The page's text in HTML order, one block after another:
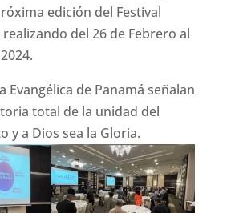
edición del Festival
del 26 de Febrero al
Evangélica de Panamá señalan
total de la unidad del
y a Dios sea la Gloria.